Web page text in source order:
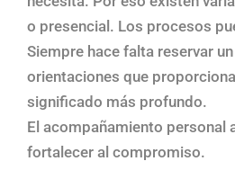
o presencial. Los procesos
Siempre hace falta reservar
orientaciones que
significado más profundo.
El acompañamiento personal
fortalecer al compromiso.